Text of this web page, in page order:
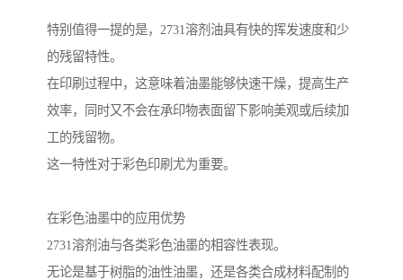
特别值得一提的是，2731溶剂油具有快的挥发速度和少
的残留特性。
在印刷过程中，这意味着油墨能够快速干燥，提高生产
效率，同时又不会在承印物表面留下影响美观或后续加
工的残留物。
这一特性对于彩色印刷尤为重要。
在彩色油墨中的应用优势
2731溶剂油与各类彩色油墨的相容性表现。
无论是基于树脂的油性油墨，还是各类合成材料配制的